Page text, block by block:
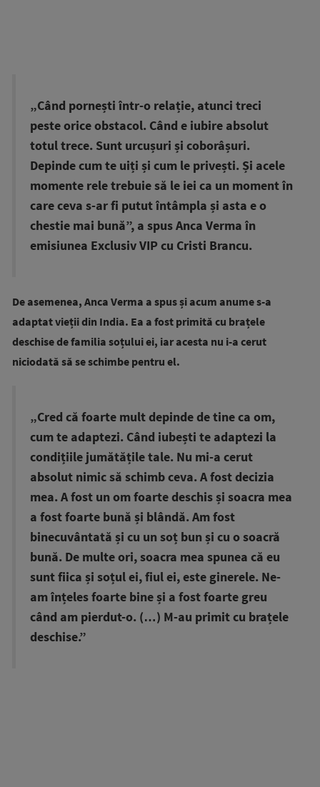
„Când pornești într-o relație, atunci treci
peste orice obstacol. Când e iubire absolut
totul trece. Sunt urcușuri și coborâșuri.
Depinde cum te uiți și cum le privești. Și acele
momente rele trebuie să le iei ca un moment în
care ceva s-ar fi putut întâmpla și asta e o
chestie mai bună”, a spus Anca Verma în
emisiunea Exclusiv VIP cu Cristi Brancu.
De asemenea, Anca Verma a spus și acum anume s-a
adaptat vieții din India. Ea a fost primită cu brațele
deschise de familia soțului ei, iar acesta nu i-a cerut
niciodată să se schimbe pentru el.
„Cred că foarte mult depinde de tine ca om,
cum te adaptezi. Când iubești te adaptezi la
condițiile jumătățile tale. Nu mi-a cerut
absolut nimic să schimb ceva. A fost decizia
mea. A fost un om foarte deschis și soacra mea
a fost foarte bună și blândă. Am fost
binecuvântată și cu un soț bun și cu o soacră
bună. De multe ori, soacra mea spunea că eu
sunt fiica și soțul ei, fiul ei, este ginerele. Ne-
am înțeles foarte bine și a fost foarte greu
când am pierdut-o. (…) M-au primit cu brațele
deschise.”